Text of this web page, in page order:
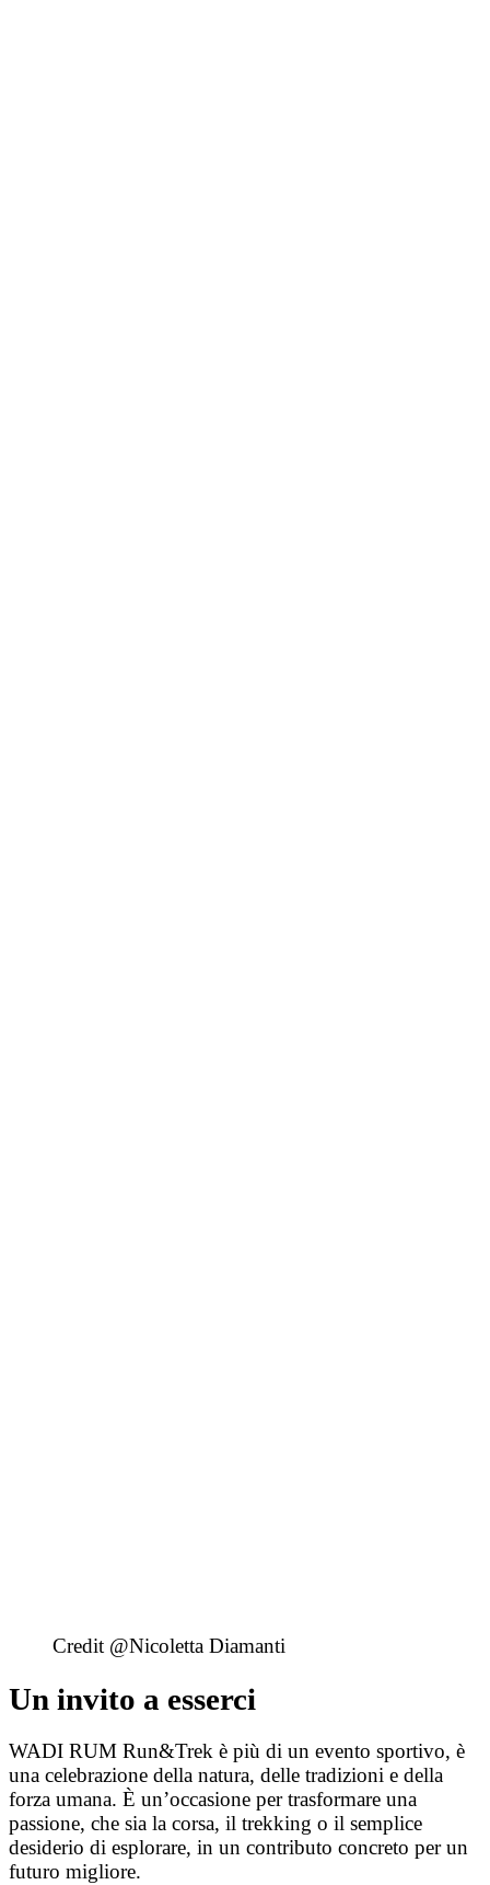
Credit @Nicoletta Diamanti
Un invito a esserci
WADI RUM Run&Trek è più di un evento sportivo, è
una celebrazione della natura, delle tradizioni e della
forza umana. È un’occasione per trasformare una
passione, che sia la corsa, il trekking o il semplice
desiderio di esplorare, in un contributo concreto per un
futuro migliore.